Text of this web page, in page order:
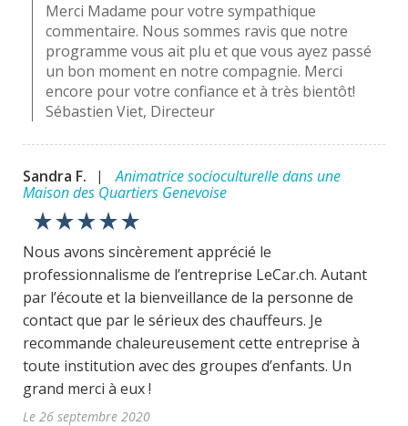
Merci Madame pour votre sympathique
commentaire. Nous sommes ravis que notre
programme vous ait plu et que vous ayez passé
un bon moment en notre compagnie. Merci
encore pour votre confiance et à très bientôt!
Sébastien Viet, Directeur
Sandra F. |
Animatrice socioculturelle dans une
Maison des Quartiers Genevoise
star_ratestar_ratestar_ratestar_ratestar_rate
Nous avons sincèrement apprécié le
professionnalisme de l’entreprise LeCar.ch. Autant
par l’écoute et la bienveillance de la personne de
contact que par le sérieux des chauffeurs. Je
recommande chaleureusement cette entreprise à
toute institution avec des groupes d’enfants. Un
grand merci à eux !
Le 26 septembre 2020